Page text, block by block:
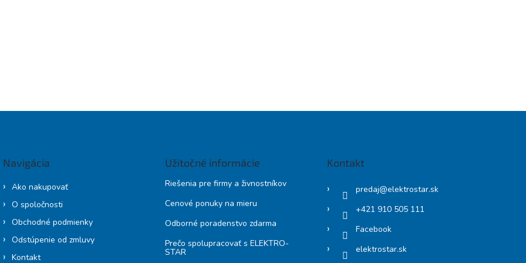
Navigácia
Ako nakupovať
O spoločnosti
Obchodné podmienky
Odstúpenie od zmluvy
Kontakt
Užitočné informácie
Riešenia pre firmy a živnostníkov
Cenové ponuky na mieru
Odborné poradenstvo zdarma
Prečo spolupracovať s ELEKTRO-
STAR
Kontakt
predaj@elektrostar.sk
+421 910 505 111
Facebook
elektrostar.sk